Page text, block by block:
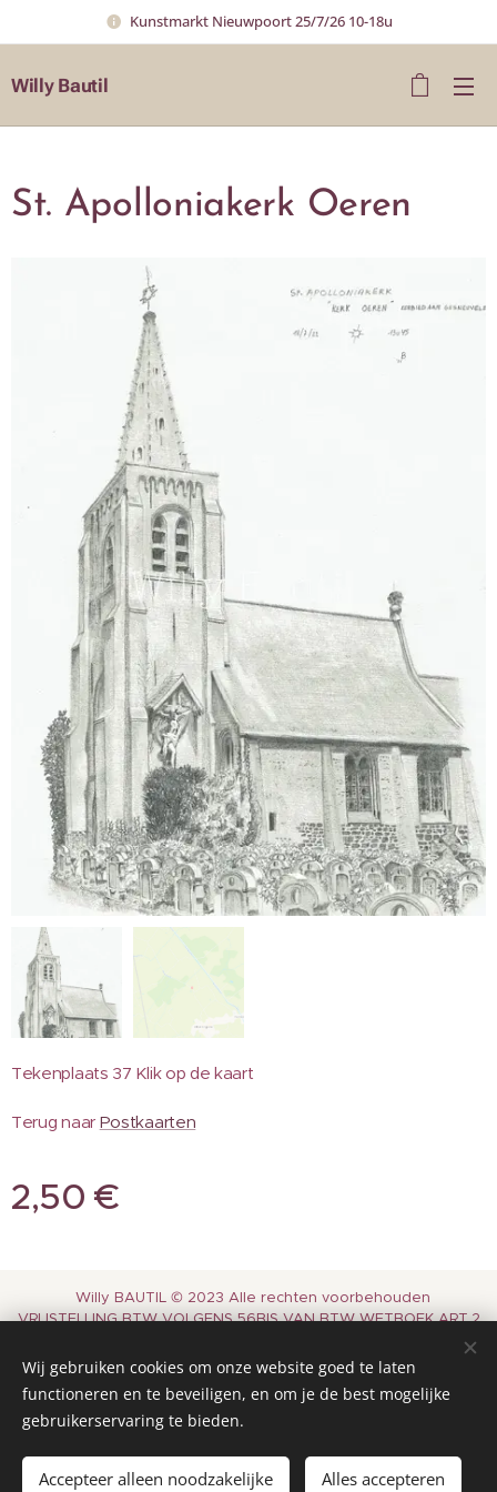
Kunstmarkt Nieuwpoort 25/7/26 10-18u
Willy Bautil
St. Apolloniakerk Oeren
Tekenplaats 37 Klik op de kaart
Terug naar Postkaarten
2,50 €
Toevoegen aan de winkelwagen
Willy BAUTIL © 2023 Alle rechten voorbehouden
VRIJSTELLING BTW VOLGENS 56BIS VAN BTW WETBOEK ART.2
Terug naarStartpagina Cookies
Wij gebruiken cookies om onze website goed te laten
functioneren en te beveiligen, en om je de best mogelijke
gebruikerservaring te bieden.
Accepteer alleen noodzakelijke Alles accepteren